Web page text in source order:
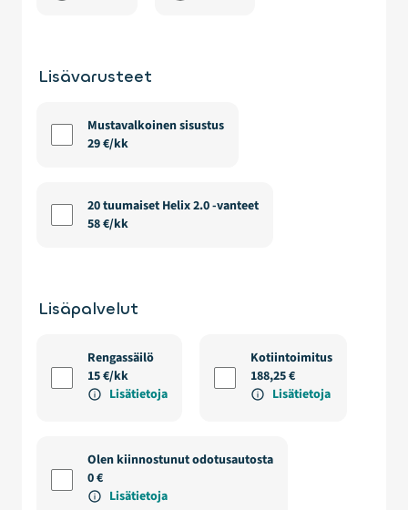
Lisävarusteet
Mustavalkoinen sisustus
29 €/kk
20 tuumaiset Helix 2.0 -vanteet
58 €/kk
Lisäpalvelut
Rengassäilö
15 €/kk
Lisätietoja
Kotiintoimitus
188,25 €
Lisätietoja
Olen kiinnostunut odotusautosta
0 €
Lisätietoja